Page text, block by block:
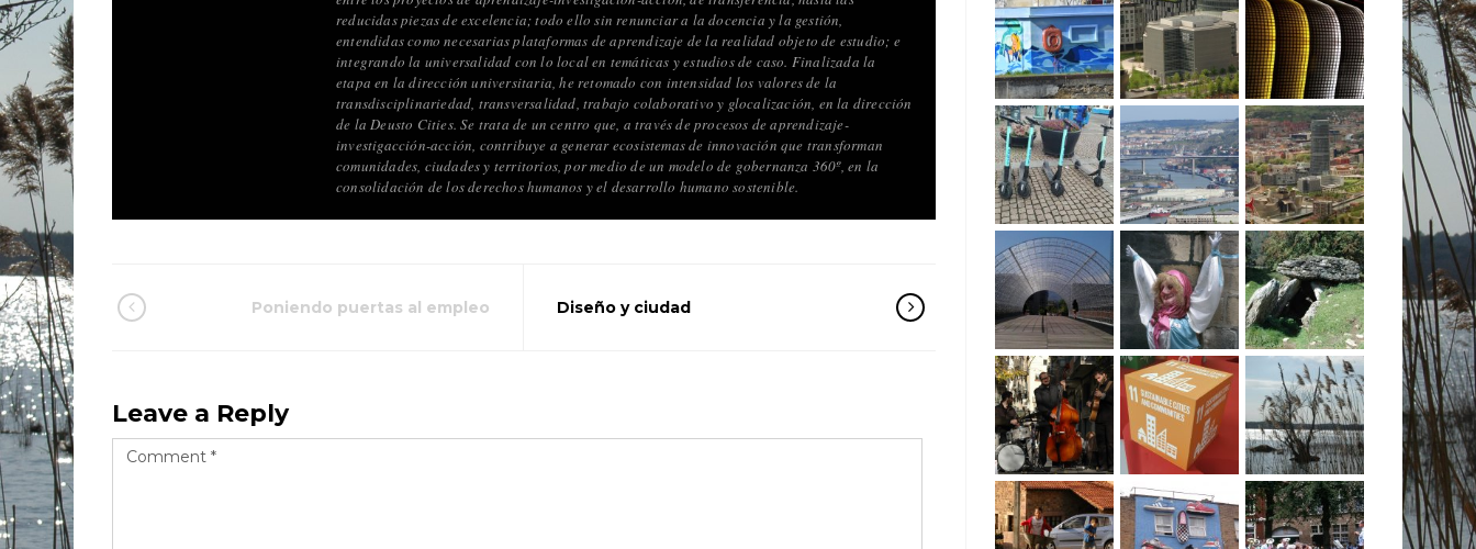
reducidas piezas de excelencia; todo ello sin renunciar a la docencia y la gestión,
entendidas como necesarias plataformas de aprendizaje de la realidad objeto de estudio; e
integrando la universalidad con lo local en temáticas y estudios de caso. Finalizada la
etapa en la dirección universitaria, he retomado con intensidad los valores de la
transdisciplinariedad, transversalidad, trabajo colaborativo y glocalización, en la dirección
de la Deusto Cities. Se trata de un centro que, a través de procesos de aprendizaje-
investigacción-acción, contribuye a generar ecosistemas de innovación que transforman
comunidades, ciudades y territorios, por medio de un modelo de gobernanza 360º, en la
consolidación de los derechos humanos y el desarrollo humano sostenible.
Poniendo puertas al empleo Diseño y ciudad
Leave a Reply